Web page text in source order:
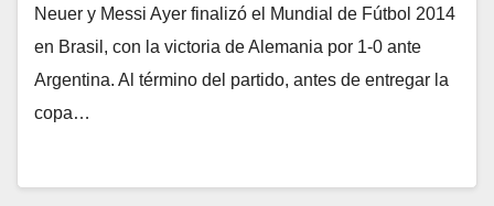
Neuer y Messi Ayer finalizó el Mundial de Fútbol 2014
en Brasil, con la victoria de Alemania por 1-0 ante
Argentina. Al término del partido, antes de entregar la
copa…